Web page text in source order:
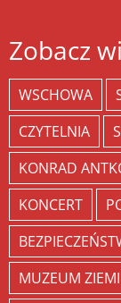
Zobacz
WSCHOWA
CZYTELNIA
KONRAD
KONCERT
MUZEUM